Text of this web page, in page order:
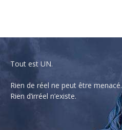
Tout est UN.
Rien de réel ne peut être menacé.
Rien d’irréel n’existe.